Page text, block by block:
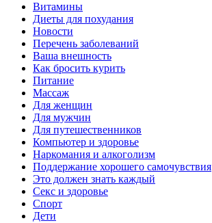
Витамины
Диеты для похудания
Новости
Перечень заболеваний
Ваша внешность
Как бросить курить
Питание
Массаж
Для женщин
Для мужчин
Для путешественников
Компьютер и здоровье
Наркомания и алкоголизм
Поддержание хорошего самочувствия
Это должен знать каждый
Секс и здоровье
Спорт
Дети